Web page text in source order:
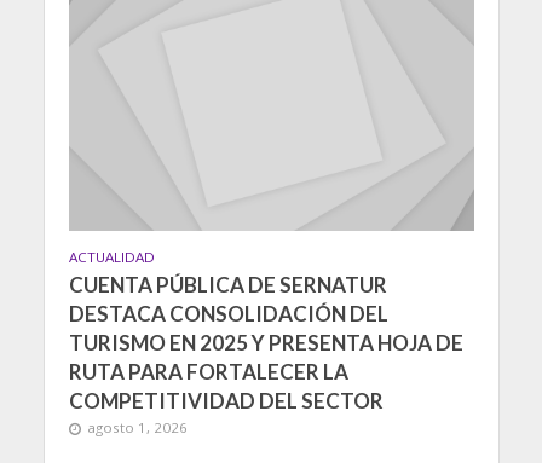
ACTUALIDAD
CUENTA PÚBLICA DE SERNATUR
DESTACA CONSOLIDACIÓN DEL
TURISMO EN 2025 Y PRESENTA HOJA DE
RUTA PARA FORTALECER LA
COMPETITIVIDAD DEL SECTOR
agosto 1, 2026